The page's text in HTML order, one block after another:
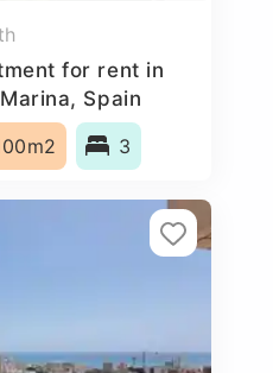
for rent in
Spain
3